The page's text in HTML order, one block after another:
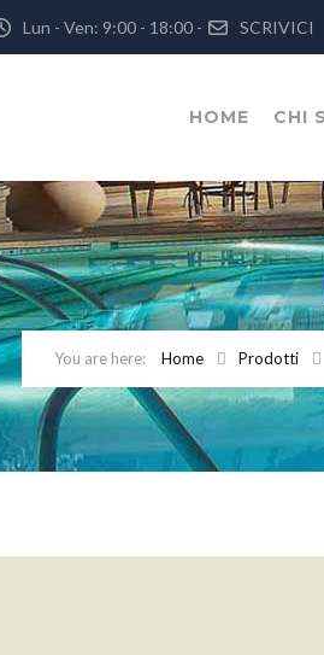
Lun - Ven: 9:00 - 18:00 - SCRIVICI
HOME CHI
Home Prodotti